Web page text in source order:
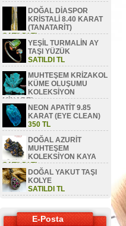
DOĞAL DİASPOR
KRİSTALİ 8.40 KARAT
(TANATARİT)
SATILDI TL
YEŞİL TURMALİN AY
TAŞI YÜZÜK
SATILDI TL
MUHTEŞEM KRİZAKOL
KÜME OLUŞUMU
KOLEKSİYON
MİNAREL
SATILDI TLNEON APATİT 9.85
KARAT (EYE CLEAN)
350 TL
DOĞAL AZURİT
MUHTEŞEM
KOLEKSİYON KAYA
SATILDI TL
DOĞAL YAKUT TAŞI
KOLYE
SATILDI TL
E-Posta